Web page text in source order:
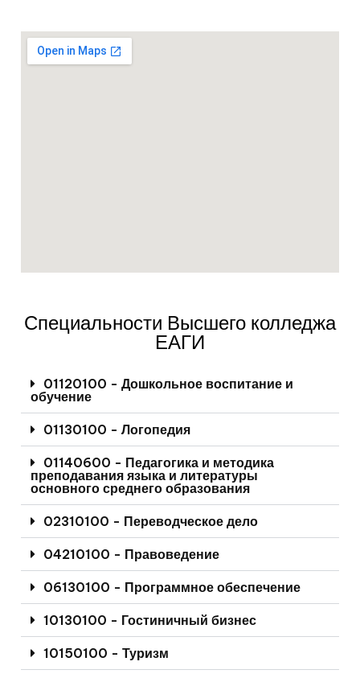
Специальности Высшего колледжа
ЕАГИ
01120100 - Дошкольное воспитание и
обучение
01130100 - Логопедия
01140600 - Педагогика и методика
преподавания языка и литературы
основного среднего образования
02310100 - Переводческое дело
04210100 - Правоведение
06130100 - Программное обеспечение
10130100 - Гостиничный бизнес
10150100 - Туризм